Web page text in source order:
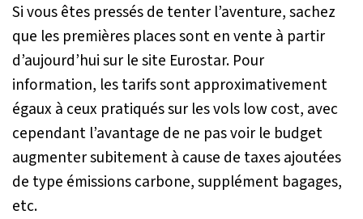
Si vous êtes pressés de tenter l’aventure, sachez
que les premières places sont en vente à partir
d’aujourd’hui sur le site Eurostar. Pour
information, les tarifs sont approximativement
égaux à ceux pratiqués sur les vols low cost, avec
cependant l’avantage de ne pas voir le budget
augmenter subitement à cause de taxes ajoutées
de type émissions carbone, supplément bagages,
etc.